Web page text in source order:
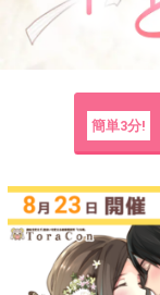
簡単3分!